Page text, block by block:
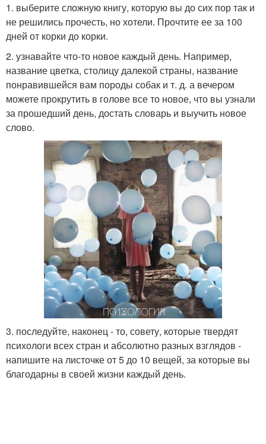
1. выберите сложную книгу, которую вы до сих пор так и
не решились прочесть, но хотели. Прочтите ее за 100
дней от корки до корки.
2. узнавайте что-то новое каждый день. Например,
название цветка, столицу далекой страны, название
понравившейся вам породы собак и т. д. а вечером
можете прокрутить в голове все то новое, что вы узнали
за прошедший день, достать словарь и выучить новое
слово.
3. последуйте, наконец - то, совету, которые твердят
психологи всех стран и абсолютно разных взглядов -
напишите на листочке от 5 до 10 вещей, за которые вы
благодарны в своей жизни каждый день.